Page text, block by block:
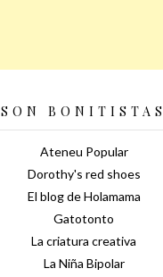
SON BONITISTAS
Ateneu Popular
Dorothy's red shoes
El blog de Holamama
Gatotonto
La criatura creativa
La Niña Bipolar